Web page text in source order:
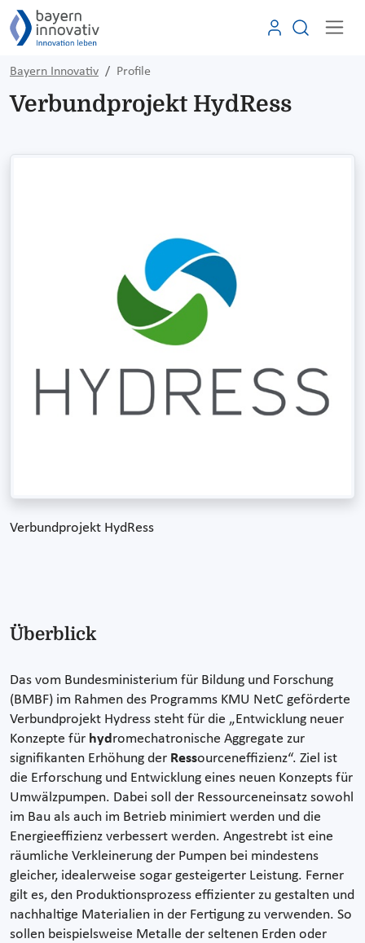
Bayern Innovativ Profile
Verbundprojekt HydRess
Verbundprojekt HydRess
Überblick
Das vom Bundesministerium für Bildung und Forschung
(BMBF) im Rahmen des Programms KMU NetC geförderte
Verbundprojekt Hydress steht für die „Entwicklung neuer
Konzepte für hyd romechatronische Aggregate zur
signifikanten Erhöhung der Ressourceneffizienz“. Ziel ist
die Erforschung und Entwicklung eines neuen Konzepts für
Umwälzpumpen. Dabei soll der Ressourceneinsatz sowohl
im Bau als auch im Betrieb minimiert werden und die
Energieeffizienz verbessert werden. Angestrebt ist eine
räumliche Verkleinerung der Pumpen bei mindestens
gleicher, idealerweise sogar gesteigerter Leistung. Ferner
gilt es, den Produktionsprozess effizienter zu gestalten und
nachhaltige Materialien in der Fertigung zu verwenden. So
sollen beispielsweise Metalle der seltenen Erden oder